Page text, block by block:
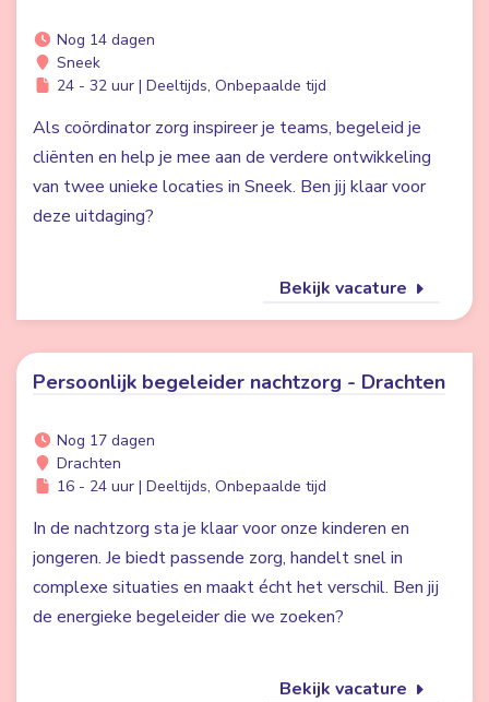
Nog 14 dagen
Sneek
24 - 32 uur | Deeltijds, Onbepaalde tijd
Als coördinator zorg inspireer je teams, begeleid je
cliënten en help je mee aan de verdere ontwikkeling
van twee unieke locaties in Sneek. Ben jij klaar voor
deze uitdaging?
Bekijk vacature
Persoonlijk begeleider nachtzorg - Drachten
Nog 17 dagen
Drachten
16 - 24 uur | Deeltijds, Onbepaalde tijd
In de nachtzorg sta je klaar voor onze kinderen en
jongeren. Je biedt passende zorg, handelt snel in
complexe situaties en maakt écht het verschil. Ben jij
de energieke begeleider die we zoeken?
Bekijk vacature